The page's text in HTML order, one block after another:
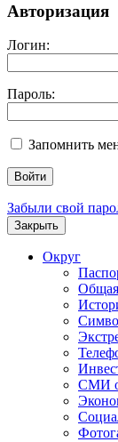
Авторизация
Логин:
Пароль:
Запомнить
Забыли свой
Закрыть
Округ
СМИ